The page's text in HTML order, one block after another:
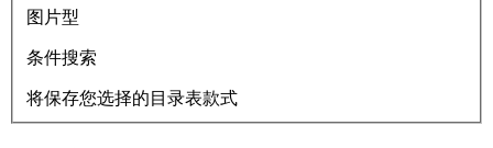
图片型
条件搜索
将保存您选择的目录表款式